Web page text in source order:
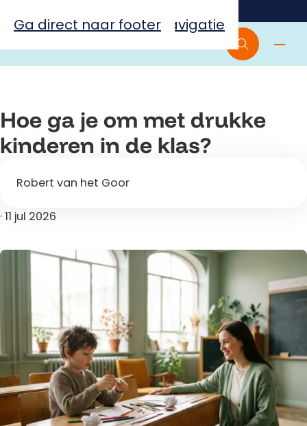
Ga naar hoofdinhoud
Ga direct naar hoofdnavigatie
Ga direct naar footer
Hoe ga je om met drukke
kinderen in de klas?
Robert van het Goor
·11 jul 2026